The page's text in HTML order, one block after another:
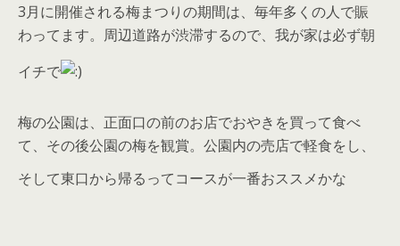
3月に開催される梅まつりの期間は、毎年多くの人で賑
わってます。周辺道路が渋滞するので、我が家は必ず朝
イチで
梅の公園は、正面口の前のお店でおやきを買って食べ
て、その後公園の梅を観賞。公園内の売店で軽食をし、
そして東口から帰るってコースが一番おススメかな